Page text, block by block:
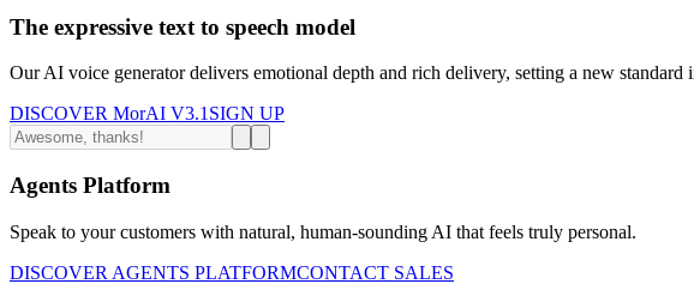
The expressive text to speech model
Our AI voice generator delivers emotional depth and rich delivery, setting a new
DISCOVER MorAI V3.1 SIGN UP
Agents Platform
Speak to your customers with natural, human-sounding AI that feels truly personal.
DISCOVER AGENTS PLATFORMCONTACT SALES